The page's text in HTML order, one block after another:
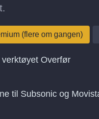
(flere om gangen)
Overfør
til Subsonic og